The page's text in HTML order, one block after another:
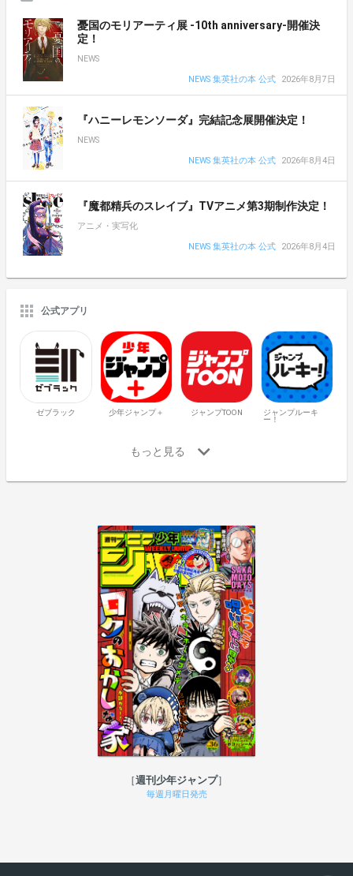
憂国のモリアーティ展 -10th anniversary-開催決
定！
NEWS
NEWS 集英社の本 公式
2026年8月7日
『ハニーレモンソーダ』完結記念展開催決定！
NEWS
NEWS 集英社の本 公式
2026年8月4日
『魔都精兵のスレイブ』TVアニメ第3期制作決定！
アニメ・実写化
NEWS 集英社の本 公式
2026年8月4日
公式アプリ
ゼブラック 少年ジャンプ＋ ジャンプTOON
ジャンプルーキ
ー！
週刊少年ジャンプ
毎週月曜日発売